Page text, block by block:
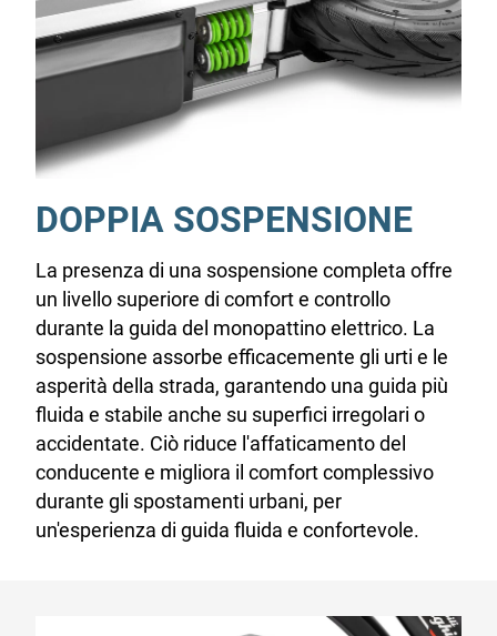
DOPPIA SOSPENSIONE
La presenza di una sospensione completa offre
un livello superiore di comfort e controllo
durante la guida del monopattino elettrico. La
sospensione assorbe efficacemente gli urti e le
asperità della strada, garantendo una guida più
fluida e stabile anche su superfici irregolari o
accidentate. Ciò riduce l'affaticamento del
conducente e migliora il comfort complessivo
durante gli spostamenti urbani, per
un'esperienza di guida fluida e confortevole.